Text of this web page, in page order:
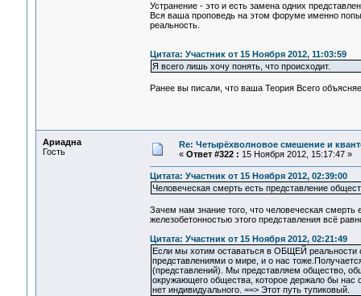
Устранение - это и есть замена одних
Вся ваша проповедь на этом форуме именно
реальность.
Цитата: Участник от 15 Ноября 2012, 11:03:59
Я всего лишь хочу понять, что происходит.
Ранее вы писали, что ваша Теория Всего
Ариадна
Гость
Re: Четырёхволновое смешение и
« Ответ #322 : 15 Ноября 2012, 15:17:47 »
Цитата: Участник от 15 Ноября 2012, 02:39:00
Человеческая смерть есть представление
Зачем нам знание того, что человеческая
железобетонностью этого представления всё
Цитата: Участник от 15 Ноября 2012, 02:21:49
Если мы хотим оставаться в ОБЩЕЙ
представлениями о мире, и о нас
(представлений). Мы представляем общество,
окружающего общества, которое держало бы нас
нет индивидуального. ==> Этот путь тупиковый.